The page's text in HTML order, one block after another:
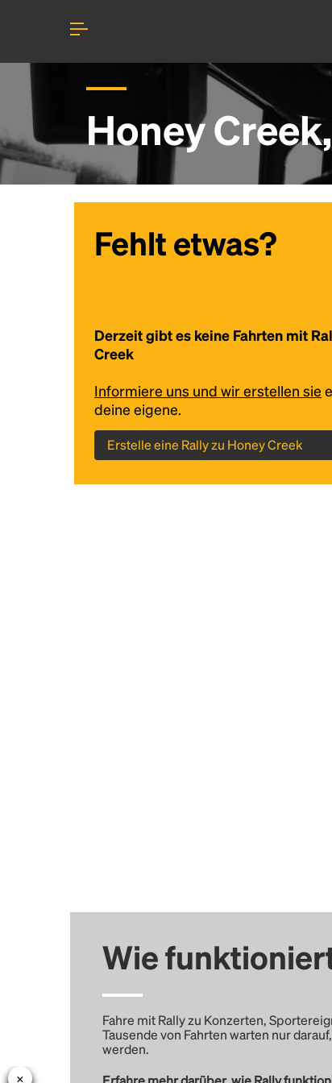
Honey
Fehlt etwas?
Derzeit gibt es keine Fahrten mit
Creek
Informiere uns und wir erstellen sie
deine eigene.
Erstelle eine Rally zu Honey Creek
Wie
Fahre mit Rally zu Konzerten,
Tausende von Fahrten warten nur
werden.